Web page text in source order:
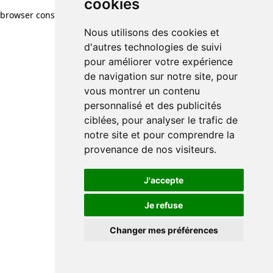
cookies
Nous utilisons des cookies et
d'autres technologies de suivi
pour améliorer votre expérience
de navigation sur notre site, pour
vous montrer un contenu
personnalisé et des publicités
ciblées, pour analyser le trafic de
notre site et pour comprendre la
provenance de nos visiteurs.
J'accepte
Je refuse
Changer mes préférences
browser console for more information)